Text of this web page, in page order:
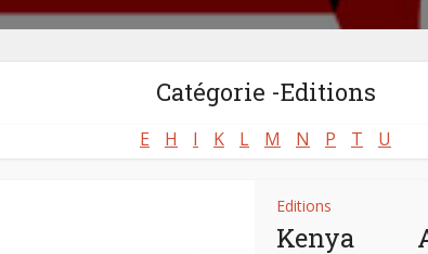
Catégorie -Editions
E H I K L M N P T U
Editions
Kenya